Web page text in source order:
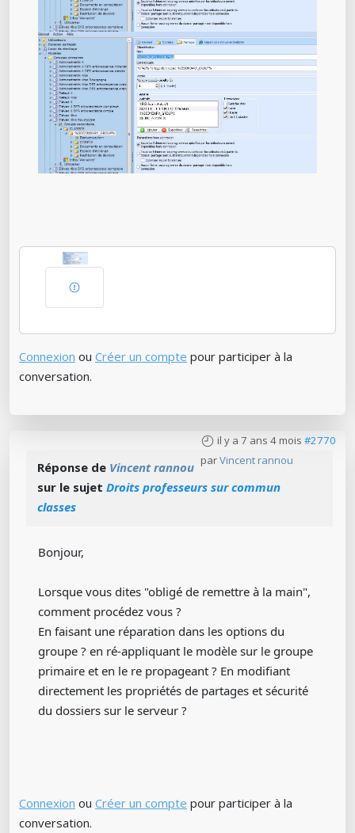
Connexion ou Créer un compte pour participer à la
conversation.
il y a 7 ans 4 mois #2770
parVincent rannou
Réponse de Vincent rannou
sur le sujet Droits professeurs sur commun
classes
Bonjour,
Lorsque vous dites "obligé de remettre à la main",
comment procédez vous ?
En faisant une réparation dans les options du
groupe ? en ré-appliquant le modèle sur le groupe
primaire et en le re propageant ? En modifiant
directement les propriétés de partages et sécurité
du dossiers sur le serveur ?
Connexion ou Créer un compte pour participer à la
conversation.